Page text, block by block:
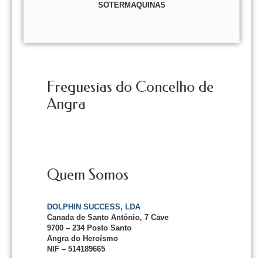
SOTERMAQUINAS
Freguesias do Concelho de
Angra
Quem Somos
DOLPHIN SUCCESS, LDA
Canada de Santo António, 7 Cave
9700 – 234 Posto Santo
Angra do Heroísmo
NIF – 514189665